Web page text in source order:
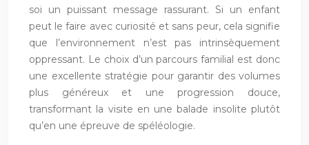
soi un puissant message rassurant. Si un enfant
peut le faire avec curiosité et sans peur, cela signifie
que l’environnement n’est pas intrinsèquement
oppressant. Le choix d’un parcours familial est donc
une excellente stratégie pour garantir des volumes
plus généreux et une progression douce,
transformant la visite en une balade insolite plutôt
qu’en une épreuve de spéléologie.